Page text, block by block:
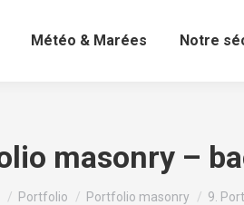
Météo & Marées Notre
masonry –
ici :
Portfolio Portfolio masonry 9.